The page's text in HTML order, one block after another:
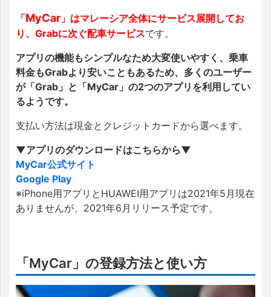
「MyCar 」 はマレーシア全体にサービス展開してお
り、Grabに次ぐ配車サービスです。
アプリの機能もシンプルなため大変使いやすく、乗車
料金もGrabより安いこともあるため、多くのユーザー
が「Grab」と「MyCar」の2つのアプリを利用してい
るようです。
支払い方法は現金とクレジットカードから選べます。
▼アプリのダウンロードはこちらから▼
MyCar公式サイト
Google Play
※iPhone用アプリとHUAWEI用アプリは2021年5月現在
ありませんが、2021年6月リリース予定です。
「MyCar」の登録方法と使い方